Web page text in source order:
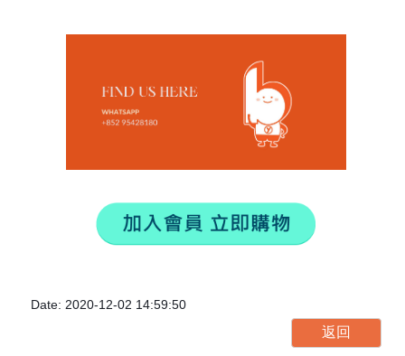
Date: 2020-12-02 14:59:50